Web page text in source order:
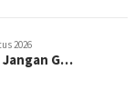
2026
Jangan G…